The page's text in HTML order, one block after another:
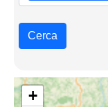
Cerca
+